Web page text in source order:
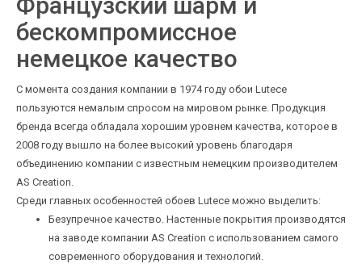
бескомпромиссное
немецкое качество
С момента создания компании в 1974 году обои Lutece
пользуются немалым спросом на мировом рынке. Продукция
бренда всегда обладала хорошим уровнем качества, которое в
2008 году вышло на более высокий уровень благодаря
объединению компании с известным немецким производителем
AS Creation.
Среди главных особенностей обоев Lutece можно выделить:
Безупречное качество. Настенные покрытия производятся
на заводе компании AS Creation с использованием самого
современного оборудования и технологий.